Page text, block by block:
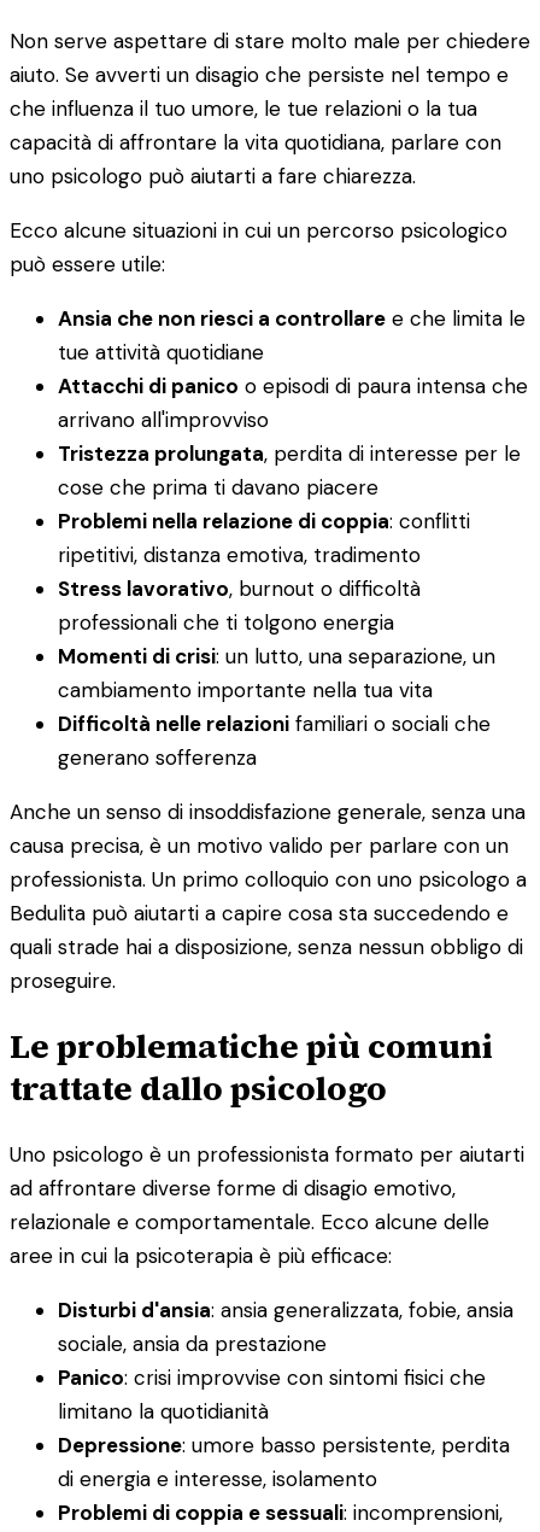
Non serve aspettare di stare molto male per chiedere
aiuto. Se avverti un disagio che persiste nel tempo e
che influenza il tuo umore, le tue relazioni o la tua
capacità di affrontare la vita quotidiana, parlare con
uno psicologo può aiutarti a fare chiarezza.
Ecco alcune situazioni in cui un percorso psicologico
può essere utile:
Ansia che non riesci a controllare e che limita le
tue attività quotidiane
Attacchi di panico o episodi di paura intensa che
arrivano all'improvviso
Tristezza prolungata, perdita di interesse per le
cose che prima ti davano piacere
Problemi nella relazione di coppia: conflitti
ripetitivi, distanza emotiva, tradimento
Stress lavorativo, burnout o difficoltà
professionali che ti tolgono energia
Momenti di crisi: un lutto, una separazione, un
cambiamento importante nella tua vita
Difficoltà nelle relazioni familiari o sociali che
generano sofferenza
Anche un senso di insoddisfazione generale, senza una
causa precisa, è un motivo valido per parlare con un
professionista. Un primo colloquio con uno psicologo a
Bedulita può aiutarti a capire cosa sta succedendo e
quali strade hai a disposizione, senza nessun obbligo di
proseguire.
Le problematiche più comuni
trattate dallo psicologo
Uno psicologo è un professionista formato per aiutarti
ad affrontare diverse forme di disagio emotivo,
relazionale e comportamentale. Ecco alcune delle
aree in cui la psicoterapia è più efficace:
Disturbi d'ansia: ansia generalizzata, fobie, ansia
sociale, ansia da prestazione
Panico: crisi improvvise con sintomi fisici che
limitano la quotidianità
Depressione: umore basso persistente, perdita
di energia e interesse, isolamento
Problemi di coppia e sessuali: incomprensioni,